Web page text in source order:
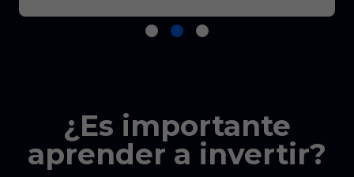
¿Es importante
aprender a invertir?